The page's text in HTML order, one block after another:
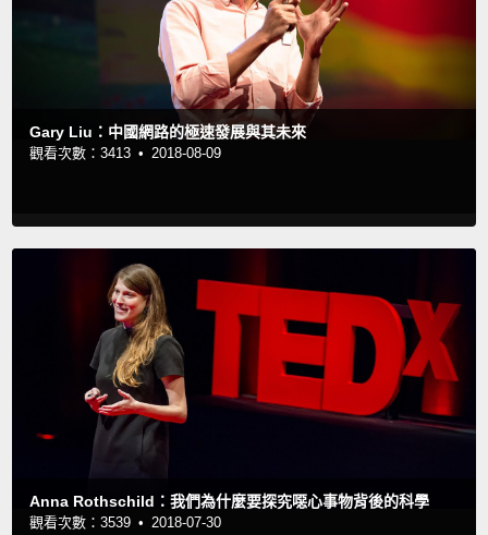
Gary Liu：中國網路的極速發展與其未來
觀看次數：3413 • 2018-08-09
Anna Rothschild：我們為什麼要探究噁心事物背後的科學
觀看次數：3539 • 2018-07-30